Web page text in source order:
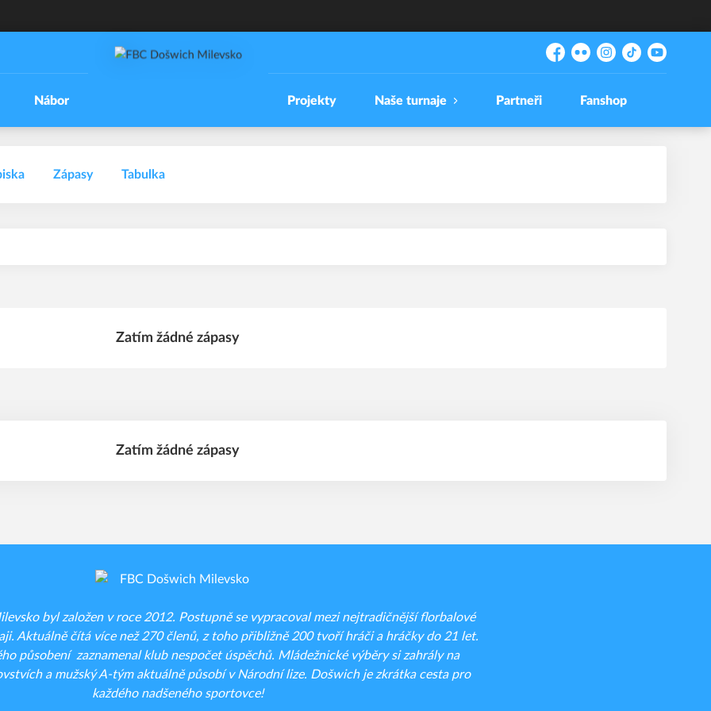
Facebook
Flickr Instagram
TikTokYouTube
Nábor Projekty Naše turnaje Partneři Fanshop
Zápasy Tabulka
Zatím žádné zápasy
Zatím žádné zápasy
byl založen v roce 2012. Postupně se vypracoval mezi nejtradičnější florbalové
Aktuálně čítá více než 270 členů, z toho přibližně 200 tvoří hráči a hráčky do 21 let.
působení zaznamenal klub nespočet úspěchů. Mládežnické výběry si zahrály na
a mužský A-tým aktuálně působí v Národní lize. Došwich je zkrátka cesta pro
každého nadšeného sportovce!